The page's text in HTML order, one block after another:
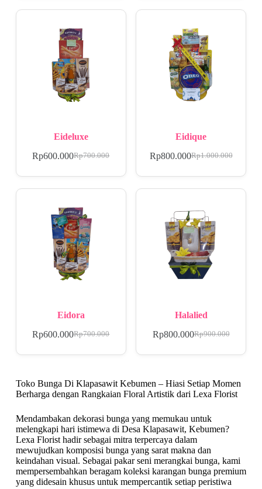
Eideluxe
Rp700.000
Rp600.000
Eidique
Rp1.000.000
Rp800.000
Eidora
Rp700.000
Rp600.000
Halalied
Rp900.000
Rp800.000
Toko Bunga Di Klapasawit Kebumen – Hiasi Setiap Momen
Berharga dengan Rangkaian Floral Artistik dari Lexa Florist
Mendambakan dekorasi bunga yang memukau untuk
melengkapi hari istimewa di Desa Klapasawit, Kebumen?
Lexa Florist hadir sebagai mitra terpercaya dalam
mewujudkan komposisi bunga yang sarat makna dan
keindahan visual. Sebagai pakar seni merangkai bunga, kami
mempersembahkan beragam koleksi karangan bunga premium
yang didesain khusus untuk mempercantik setiap peristiwa